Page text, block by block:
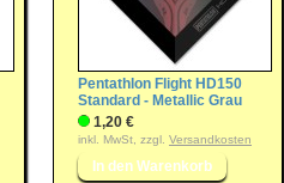
Pentathlon Flight HD150
Standard - Metallic Grau
1,20 €
inkl. MwSt, zzgl. Versandkosten